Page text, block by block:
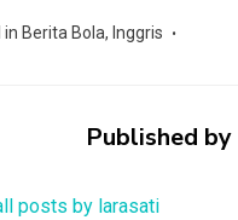
er s
p
in Berita Bola, Inggris
Published by
posts by larasati